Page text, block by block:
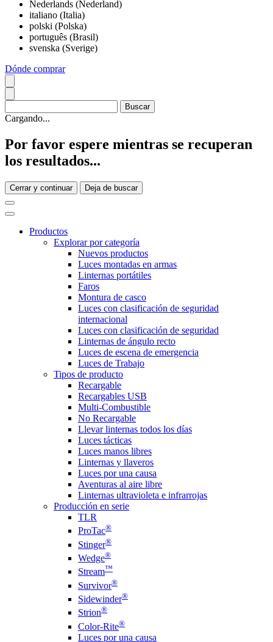
Nederlands (Nederland)
italiano (Italia)
polski (Polska)
português (Brasil)
svenska (Sverige)
Dónde comprar
Cargando...
Por favor espere mientras se recuperan
los resultados...
Cerrar y continuar Deja de buscar
Productos
Explorar por categoría
Nuevos productos
Luces montadas en armas
Linternas portátiles
Faros
Montura de casco
Luces con clasificación de seguridad
internacional
Luces con clasificación de seguridad
Linternas de ángulo recto
Luces de escena de emergencia
Luces de Trabajo
Tipos de producto
Recargable
Recargables USB
Multi-Combustible
No Recargable
Llevar linternas todos los días
Luces tácticas
Luces manos libres
Linternas y llaveros
Luces por una causa
Aventuras al aire libre
Linternas ultravioleta e infrarrojas
Producción en serie
TLR
ProTac®
Stinger®
Wedge®
Stream™
Survivor®
Sidewinder®
Strion®
Color-Rite®
Luces por una causa